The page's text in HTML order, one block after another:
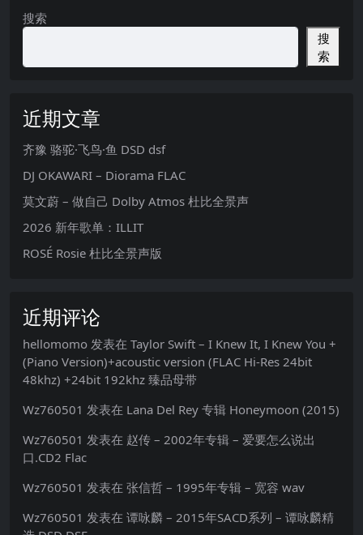
搜索
搜
索
近期文章
齐豫 骆驼·飞鸟·鱼 DSD dsf
DJ OKAWARI – Diorama FLAC
莫文蔚 – 做自己 Dolby Atmos 杜比全景声
2026 新年歌单：ILLIT
ROSÉ Rosie 杜比全景声版
近期评论
hellomomo 发表在 Taylor Swift – I Knew It, I Knew You +
(Piano Version)+acoustic version (FLAC Hi-Res 24bit
48khz) +24bit 192khz 臻品母带
Wz760501 发表在 Lana Del Rey 专辑 Honeymoon (2015)
Wz760501 发表在 赵传 – 2002年专辑 – 爱要怎么说出
口.CD2 Flac
Wz760501 发表在 张信哲 – 1995年专辑 – 宽容 wav
Wz760501 发表在 谭咏麟 – 2015年SACD系列 – 谭咏麟精